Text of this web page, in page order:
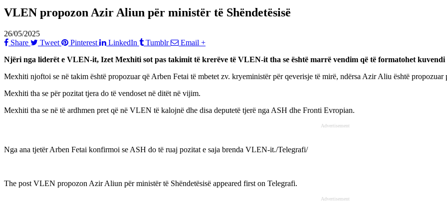
VLEN propozon Azir Aliun për ministër të Shëndetësisë
26/05/2025
Share
Tweet Pinterest LinkedIn Tumblr Email +
Njëri nga liderët e VLEN-it, Izet Mexhiti sot pas takimit të krerëve të VLEN-it tha se është marrë vendim që të formatohet
Mexhiti njoftoi se në takim është propozuar që Arben Fetai të mbetet zv. kryeministër për qeverisje të mirë, ndërsa Azir Aliu është propozuar
Mexhiti tha se për pozitat tjera do të vendoset në ditët në vijim.
Mexhiti tha se në të ardhmen pret që në VLEN të kalojnë dhe disa deputetë tjerë nga ASH dhe Fronti Evropian.
Advertisement
Nga ana tjetër Arben Fetai konfirmoi se ASH do të ruaj pozitat e saja brenda VLEN-it./Telegrafi/
The post VLEN propozon Azir Aliun për ministër të Shëndetësisë appeared first on Telegrafi.
Advertisement